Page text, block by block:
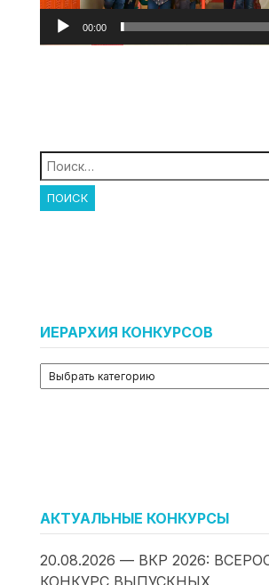
00:00
Найти:
ИЕРАРХИЯ КОНКУРСОВ
АКТУАЛЬНЫЕ КОНКУРСЫ
20.08.2026 — ВКР 2026: